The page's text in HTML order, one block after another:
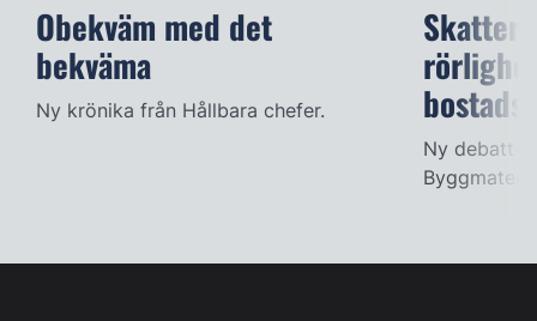
Obekväm med det
bekväma
Ny krönika från Hållbara chefer.
Skatter
Ny debatt-